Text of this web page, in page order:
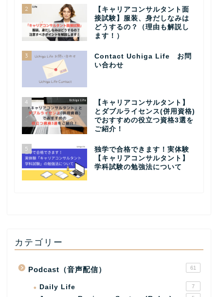
2
【キャリアコンサルタント面
接試験】服装、身だしなみは
どうするの？（理由も解説し
ます！）
3
Contact Uchiga Life お問
い合わせ
4
【キャリアコンサルタント】
とダブルライセンス(併用資格)
でおすすめの役立つ資格3選を
ご紹介！
5
独学で合格できます！実体験
【キャリアコンサルタント】
学科試験の勉強法について
カテゴリー
Podcast（音声配信） 61
Daily Life 7